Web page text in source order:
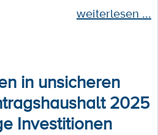
weiterlesen ...
in unsicheren
2025
Investitionen